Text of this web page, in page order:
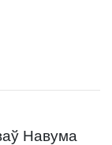
Навума